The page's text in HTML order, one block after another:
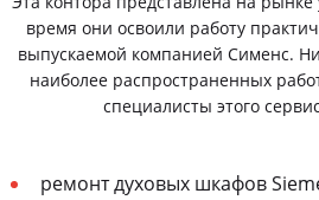
время они освоили работу
выпускаемой компанией Сименс.
наиболее распространенных
специалисты этого
ремонт духовых шкафов